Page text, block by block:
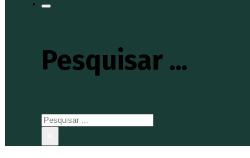
Pesquisar ...
Pesquisar